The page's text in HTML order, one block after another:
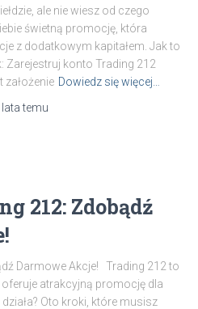
ale nie wiesz od czego
świetną promocję, która
z dodatkowym kapitałem. Jak to
Zarejestruj konto Trading 212
założenie Dowiedz się więcej…
latatemu
212: Zdobądź
Darmowe Akcje! Trading 212 to
atrakcyjną promocję dla
Oto kroki, które musisz